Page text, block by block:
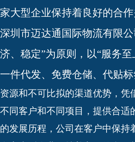
家大型企业保持着良好的合作
深圳市迈达通国际物流有限
济、稳定”为原则，以“服务
一件代发、免费仓储、代贴标
资源和不可比拟的渠道优势，凭
不同客户和不同项目，提供合适
的发展历程，公司在客户中保持